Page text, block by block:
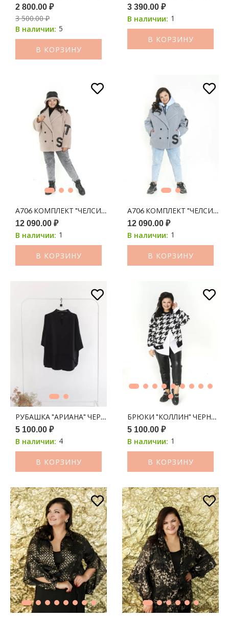
2 800.00 ₽
3 500.00 ₽
В наличии: 5
В КОРЗИНУ
3 390.00 ₽
В наличии: 1
В КОРЗИНУ
А706 КОМПЛЕКТ "ЧЕЛСИ" (ПОЛУШУБОК + ПАНАМА) ЛАТТЕ
12 090.00 ₽
В наличии: 1
В КОРЗИНУ
А706 КОМПЛЕКТ "ЧЕЛСИ"
12 090.00 ₽
В наличии: 1
В КОРЗИНУ
РУБАШКА "АРИАНА" ЧЕРНЫЙ
5 100.00 ₽
В наличии: 4
В КОРЗИНУ
БРЮКИ "КОЛЛИН" ЧЕРНЫЙ
5 100.00 ₽
В наличии: 1
В КОРЗИНУ